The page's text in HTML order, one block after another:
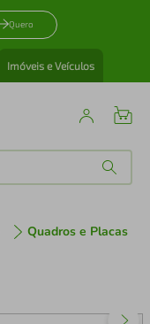
Quero
Imóveis e Veículos
Quadros e Placas